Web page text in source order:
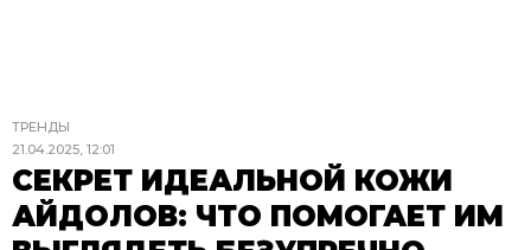
ТРЕНДЫ
21.04.2025, 12:01
СЕКРЕТ ИДЕАЛЬНОЙ КОЖИ
АЙДОЛОВ: ЧТО ПОМОГАЕТ ИМ